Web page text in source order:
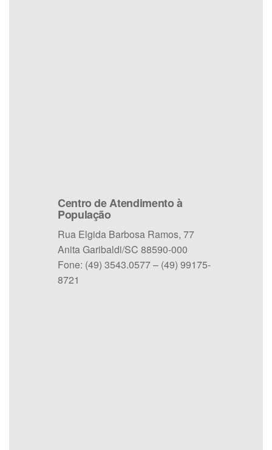
Centro de Atendimento à
População
Rua Elgida Barbosa Ramos, 77
Anita Garibaldi/SC 88590-000
Fone: (49) 3543.0577 – (49) 99175-
8721